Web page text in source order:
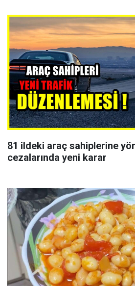
81 ildeki araç sahiplerine
cezalarında yeni karar